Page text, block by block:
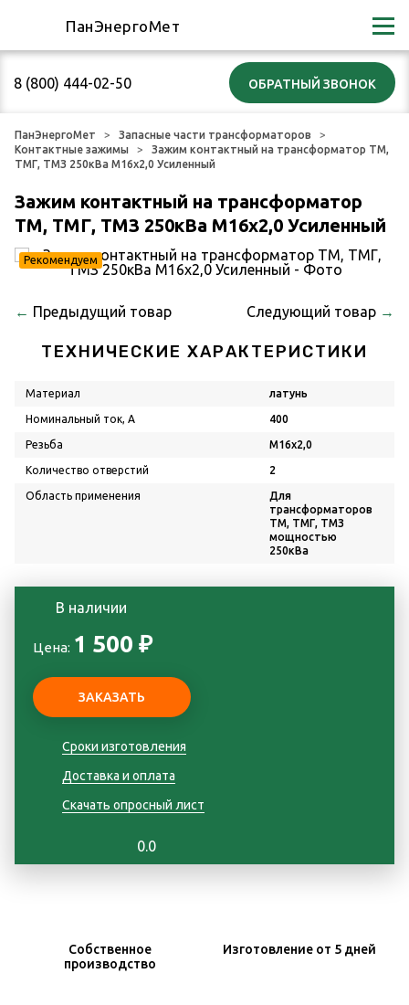
8 (800) 444-02-50
ПанЭнергоМет
ПанЭнергоМет
Запасные части трансформаторов
Контактные зажимы
Зажим контактный на трансформатор ТМ,
ТМГ, ТМЗ 250кВа М16х2,0 Усиленный
Зажим контактный на трансформатор
ТМ, ТМГ, ТМЗ 250кВа М16х2,0 Усиленный
Рекомендуем
← Предыдущий товар Следующий товар →
ТЕХНИЧЕСКИЕ ХАРАКТЕРИСТИКИ
Материал латунь
Номинальный ток, А 400
Резьба М16х2,0
Количество отверстий 2
Область применения
Для
трансформаторов
ТМ, ТМГ, ТМЗ
мощностью
250кВа
В наличии
Цена: 1 500 ₽
Сроки изготовления
Доставка и оплата
Скачать опросный лист
0.0
Собственное
производство
Изготовление от 5 дней